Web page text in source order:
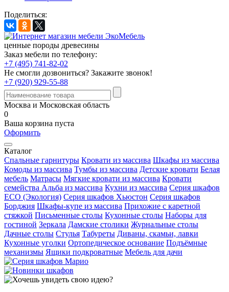
Поделиться:
ценные породы древесины
Заказ мебели по телефону:
+7 (495) 741-82-02
Не смогли дозвониться? Закажите звонок!
+7 (920) 929-55-88
Москва и Московская область
0
Ваша корзина пуста
Оформить
Каталог
Спальные гарнитуры Кровати из массива Шкафы из массива
Комоды из массива Тумбы из массива Детские кровати Белая
мебель Матрасы Мягкие кровати из массива Кровати
семейства Альба из массива Кухни из массива Серия шкафов
ECO (Экология) Серия шкафов Хьюстон Серия шкафов
Борджия Шкафы-купе из массива Прихожие с каретной
стяжкой Письменные столы Кухонные столы Наборы для
гостиной Зеркала Дамские столики Журнальные столы
Дачные столы Стулья Табуреты Диваны, скамьи, лавки
Кухонные уголки Ортопедическое основание Подъёмные
механизмы Ящики подкроватные Мебель для дачи